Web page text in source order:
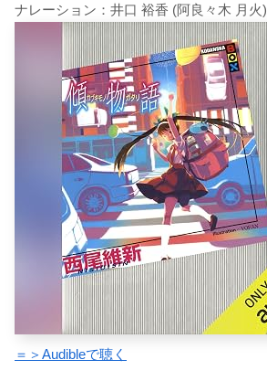
ナレーション：井口 裕香 (阿良々木 月火)
＝＞Audibleで聴く